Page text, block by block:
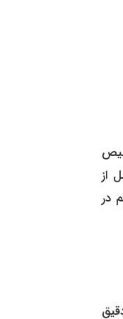
از
در